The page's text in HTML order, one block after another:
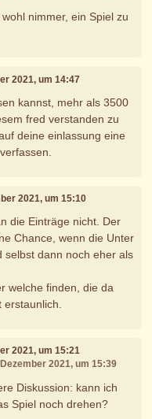
nimmer, ein Spiel zu
2021, um 14:47
kannst, mehr als 3500
fred verstanden zu
deine einlassung eine
2021, um 15:10
die Einträge nicht. Der
Chance, wenn die Unter
selbst dann noch eher als
welche finden, die da
erstaunlich.
2021, um 15:21
2021, um 15:39
Diskussion: kann ich
Spiel noch drehen?